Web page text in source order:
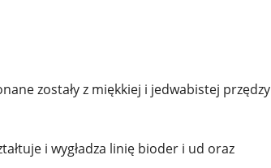
zostały z miękkiej i jedwabistej przędzy
i wygładza linię bioder i ud oraz